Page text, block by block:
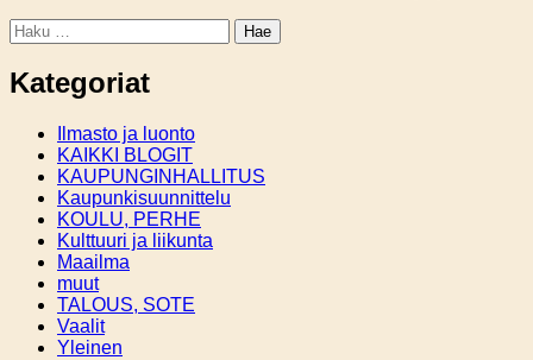
Haku:
Kategoriat
Ilmasto ja luonto
KAIKKI BLOGIT
KAUPUNGINHALLITUS
Kaupunkisuunnittelu
KOULU, PERHE
Kulttuuri ja liikunta
Maailma
muut
TALOUS, SOTE
Vaalit
Yleinen